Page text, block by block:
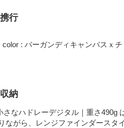
行
color : バーガンディキャンバスｘ
納
なハドレーデジタル｜重さ490g
ながら、レンジファインダースタ